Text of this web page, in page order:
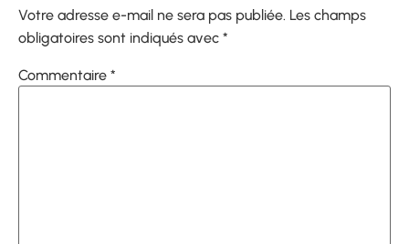
Votre adresse e-mail ne sera pas publiée. Les champs
obligatoires sont indiqués avec *
Commentaire *